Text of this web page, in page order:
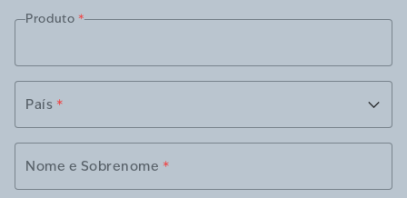
Produto *
País *
Nome e Sobrenome *